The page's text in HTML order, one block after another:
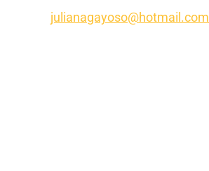
julianagayoso@hotmail.com